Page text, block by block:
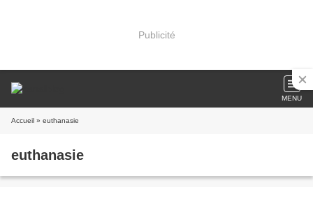
Publicité
MENU
Accueil » euthanasie
euthanasie